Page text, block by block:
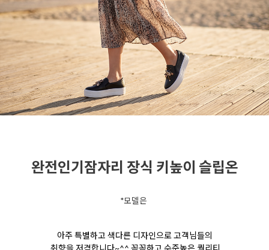
완전인기잠자리 장식 키높이 슬립온
*모델은
아주 특별하고 색다른 디자인으로 고객님들의